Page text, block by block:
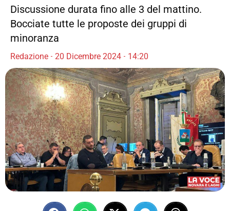
Discussione durata fino alle 3 del mattino.
Bocciate tutte le proposte dei gruppi di
minoranza
Redazione 20 Dicembre 2024 14:20